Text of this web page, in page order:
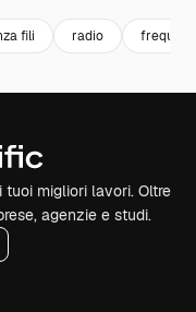
fili radio
migliori lavori. Oltre
agenzie e studi.